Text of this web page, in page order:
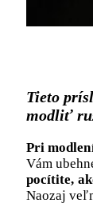
Tieto
modliť
Pri
Vám
pocítite,
Naozaj